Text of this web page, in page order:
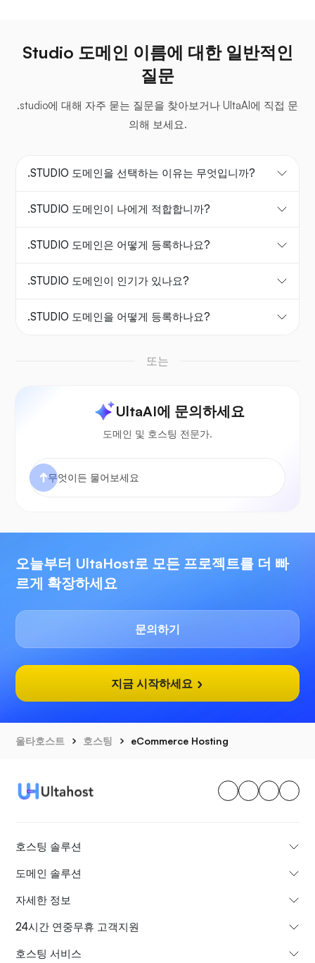
Studio 도메인 이름에 대한 일반적인
질문
.studio에 대해 자주 묻는 질문을 찾아보거나 UltaAI에 직접 문
의해 보세요.
.STUDIO 도메인을 선택하는 이유는 무엇입니까?
.STUDIO 도메인이 나에게 적합합니까?
.STUDIO 도메인은 어떻게 등록하나요?
.STUDIO 도메인이 인기가 있나요?
.STUDIO 도메인을 어떻게 등록하나요?
또는
UltaAI에 문의하세요
도메인 및 호스팅 전문가.
오늘부터 UltaHost로 모든 프로젝트를 더 빠
르게 확장하세요
문의하기
지금 시작하세요
울타호스트 호스팅 eCommerce Hosting
호스팅 솔루션
도메인 솔루션
자세한 정보
24시간 연중무휴 고객지원
호스팅 서비스